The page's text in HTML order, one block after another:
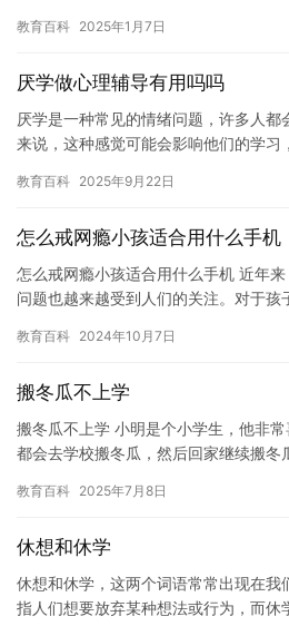
教育百科 2025年1月7日
厌学做心理辅导有用吗吗
厌学是一种常见的情绪问题，许多人都
来说，这种感觉可能会影响他们的学习
辅导…
教育百科 2025年9月22日
怎么戒网瘾小孩适合用什么手机
怎么戒网瘾小孩适合用什么手机 近年
问题也越来越受到人们的关注。对于孩
拔。为…
教育百科 2024年10月7日
搬冬瓜不上学
搬冬瓜不上学 小明是个小学生，他非
都会去学校搬冬瓜，然后回家继续搬冬
此…
教育百科 2025年7月8日
休想和休学
休想和休学，这两个词语常常出现在我
指人们想要放弃某种想法或行为，而休